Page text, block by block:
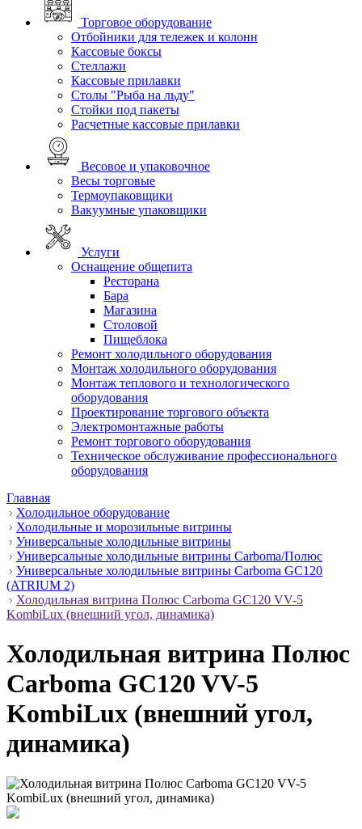
Торговое оборудование
Отбойники для тележек и колонн
Кассовые боксы
Стеллажи
Кассовые прилавки
Столы "Рыба на льду"
Стойки под пакеты
Расчетные кассовые прилавки
Весовое и упаковочное
Весы торговые
Термоупаковщики
Вакуумные упаковщики
Услуги
Оснащение общепита
Ресторана
Бара
Магазина
Столовой
Пищеблока
Ремонт холодильного оборудования
Монтаж холодильного оборудования
Монтаж теплового и технологического
оборудования
Проектирование торгового объекта
Электромонтажные работы
Ремонт торгового оборудования
Техническое обслуживание профессионального
оборудования
Главная
Холодильное оборудование
Холодильные и морозильные витрины
Универсальные холодильные витрины
Универсальные холодильные витрины Carboma/Полюс
Универсальные холодильные витрины Carboma GC120
(ATRIUM 2)
Холодильная витрина Полюс Carboma GC120 VV-5
KombiLux (внешний угол, динамика)
Холодильная витрина Полюс
Carboma GC120 VV-5
KombiLux (внешний угол,
динамика)